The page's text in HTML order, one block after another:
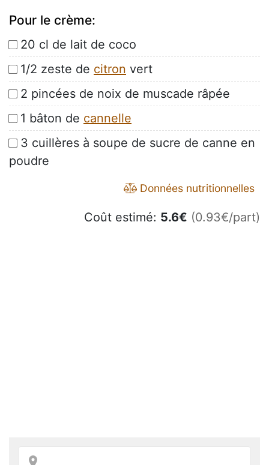
Pour le crème:
20 cl de lait de coco
1/2 zeste de citron vert
2 pincées de noix de muscade râpée
1 bâton de cannelle
3 cuillères à soupe de sucre de canne en
poudre
Données nutritionnelles
Coût estimé: 5.6€ (0.93€/part)